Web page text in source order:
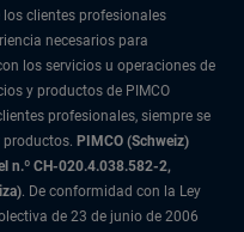
clientes profesionales
necesarios para
los servicios u operaciones de
y productos de PIMCO
profesionales, siempre se
PIMCO (Schweiz)
n.º CH-020.4.038.582-2,
. De conformidad con la Ley
de 23 de junio de 2006